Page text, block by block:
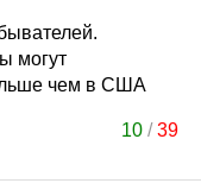
могут
чем в США
10/39